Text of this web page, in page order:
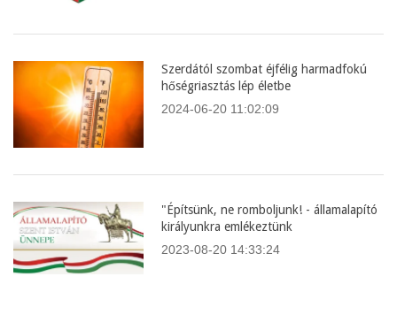
Szerdától szombat éjfélig harmadfokú
hőségriasztás lép életbe
2024-06-20 11:02:09
"Építsünk, ne romboljunk! - államalapító
királyunkra emlékeztünk
2023-08-20 14:33:24